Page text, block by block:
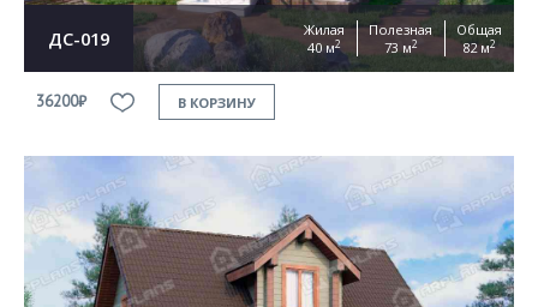
ДС-019
Жилая
40 м2
Полезная
73 м2
Общая
82 м2
36200₽ В КОРЗИНУ